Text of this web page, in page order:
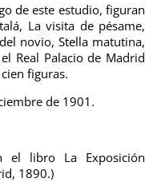
de este estudio, figuran
La visita de pésame,
novio, Stella matutina,
Real Palacio de Madrid
figuras.
de 1901.
el libro La Exposición
1890.)